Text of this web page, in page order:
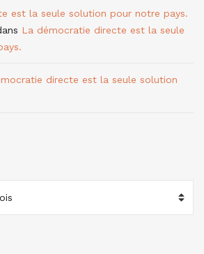
est la seule solution pour notre pays.
La démocratie directe est la seule
directe est la seule solution